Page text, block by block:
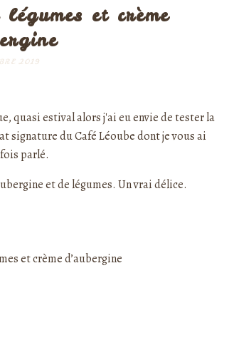
et crème
2019
quasi estival alors j'ai eu envie de tester la
signature duCafé Léoubedont je vous ai
parlé.
et de légumes. Un vrai délice.